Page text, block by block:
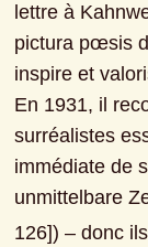
lettre à
pictura pœsis
inspire et
En 1931, il
surréalistes
immédiate de
unmittelbare
126]) ‒ donc